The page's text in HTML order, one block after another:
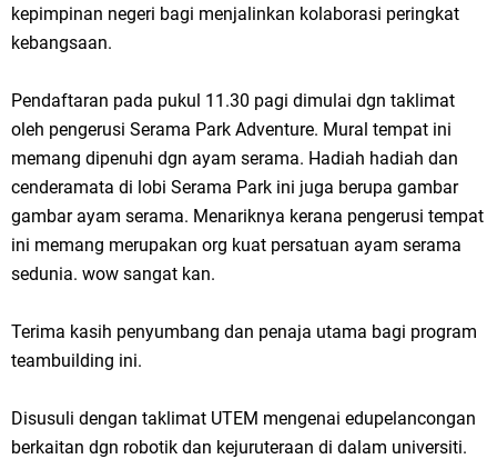
kepimpinan negeri bagi menjalinkan kolaborasi peringkat
kebangsaan.
Pendaftaran pada pukul 11.30 pagi dimulai dgn taklimat
oleh pengerusi Serama Park Adventure. Mural tempat ini
memang dipenuhi dgn ayam serama. Hadiah hadiah dan
cenderamata di lobi Serama Park ini juga berupa gambar
gambar ayam serama. Menariknya kerana pengerusi tempat
ini memang merupakan org kuat persatuan ayam serama
sedunia. wow sangat kan.
Terima kasih penyumbang dan penaja utama bagi program
teambuilding ini.
Disusuli dengan taklimat UTEM mengenai edupelancongan
berkaitan dgn robotik dan kejuruteraan di dalam universiti.